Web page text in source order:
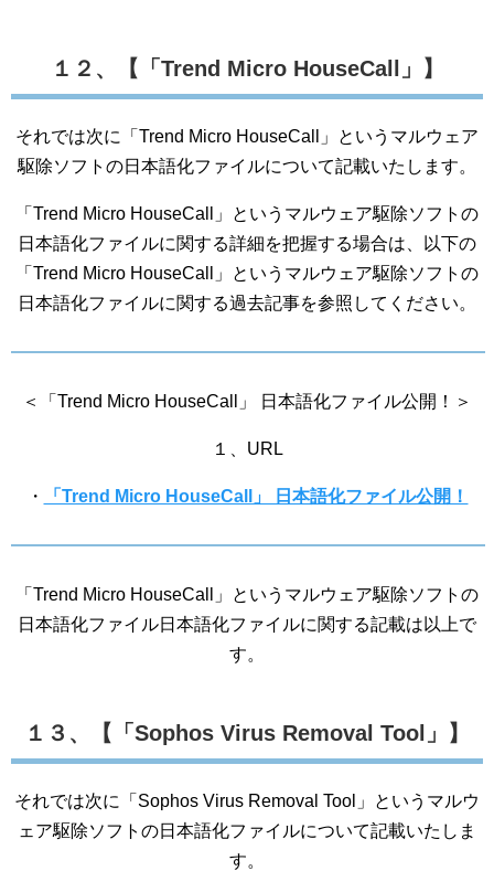
１２、【「Trend Micro HouseCall」】
それでは次に「Trend Micro HouseCall」というマルウェア
駆除ソフトの日本語化ファイルについて記載いたします。
「Trend Micro HouseCall」というマルウェア駆除ソフトの
日本語化ファイルに関する詳細を把握する場合は、以下の
「Trend Micro HouseCall」というマルウェア駆除ソフトの
日本語化ファイルに関する過去記事を参照してください。
＜「Trend Micro HouseCall」 日本語化ファイル公開！＞
１、URL
・ 「Trend Micro HouseCall」 日本語化ファイル公開！
「Trend Micro HouseCall」というマルウェア駆除ソフトの
日本語化ファイル日本語化ファイルに関する記載は以上で
す。
１３、【「Sophos Virus Removal Tool」】
それでは次に「Sophos Virus Removal Tool」というマルウ
ェア駆除ソフトの日本語化ファイルについて記載いたしま
す。